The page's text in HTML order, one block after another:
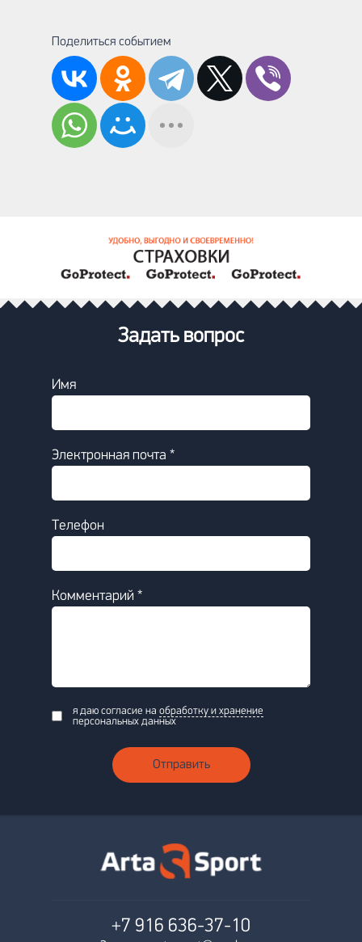
Поделиться событием
Задать вопрос
Имя
Электронная почта *
Телефон
Комментарий *
я даю согласие на обработку и хранение
персональных данных
Отправить
+7 916 636-37-10